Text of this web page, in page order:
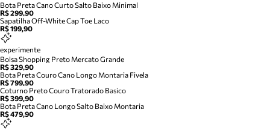
Bota Preta Cano Curto Salto Baixo Minimal
R$ 299,90
Sapatilha Off-White Cap Toe Laco
R$ 199,90
experimente
Bolsa Shopping Preto Mercato Grande
R$ 329,90
Bota Preta Couro Cano Longo Montaria Fivela
R$ 799,90
Coturno Preto Couro Tratorado Basico
R$ 399,90
Bota Preta Cano Longo Salto Baixo Montaria
R$ 479,90